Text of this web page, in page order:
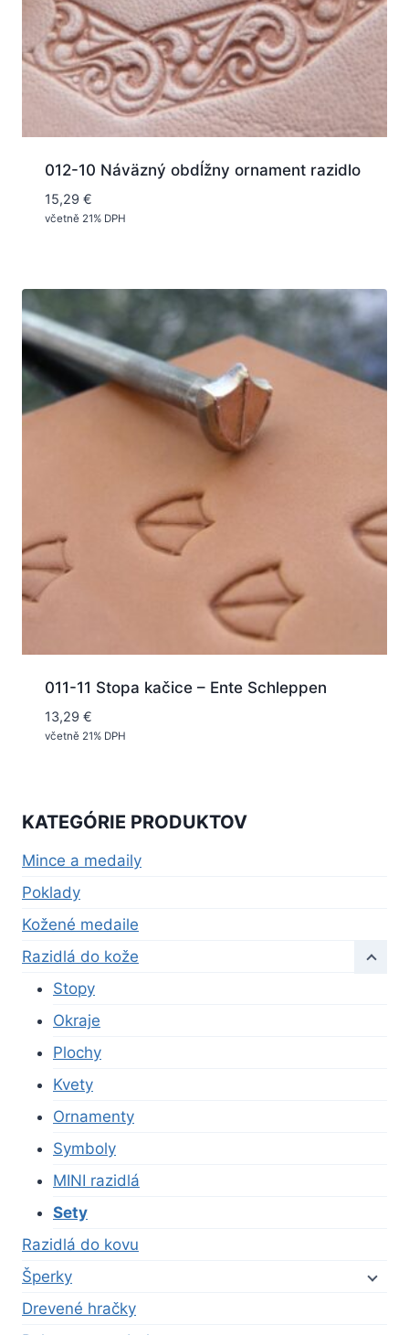
012-10 Náväzný obdĺžny ornament razidlo
15,29 €
včetně 21% DPH
011-11 Stopa kačice – Ente Schleppen
13,29 €
včetně 21% DPH
KATEGÓRIE PRODUKTOV
Mince a medaily
Poklady
Kožené medaile
Razidlá do kože
Stopy
Okraje
Plochy
Kvety
Ornamenty
Symboly
MINI razidlá
Sety
Razidlá do kovu
Šperky
Drevené hračky